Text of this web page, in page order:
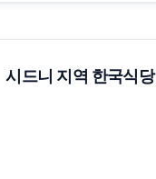
시드니 지역 한국식당